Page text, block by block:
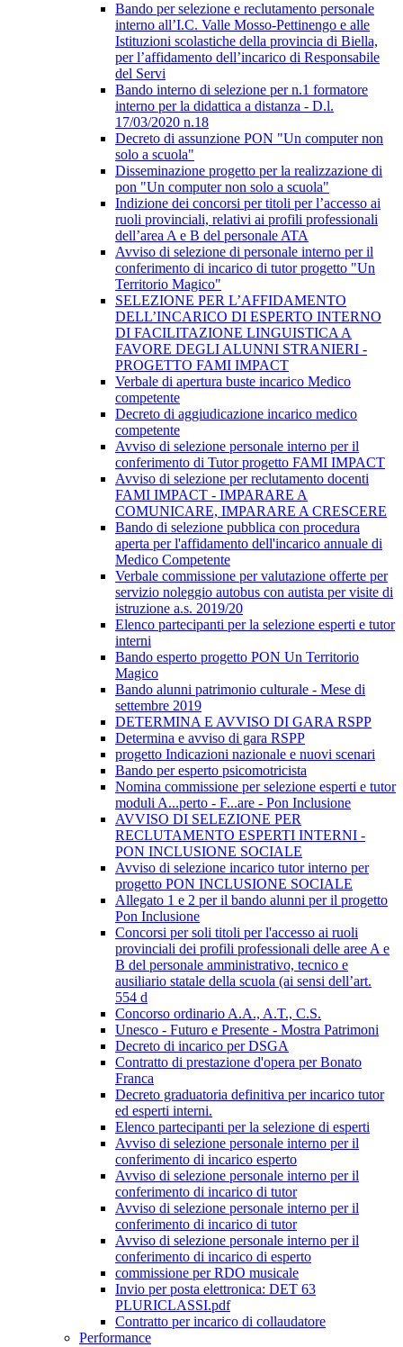
Bando per selezione e reclutamento personale
interno all’I.C. Valle Mosso-Pettinengo e alle
Istituzioni scolastiche della provincia di Biella,
per l’affidamento dell’incarico di Responsabile
del Servi
Bando interno di selezione per n.1 formatore
interno per la didattica a distanza - D.l.
17/03/2020 n.18
Decreto di assunzione PON "Un computer non
solo a scuola"
Disseminazione progetto per la realizzazione di
pon "Un computer non solo a scuola"
Indizione dei concorsi per titoli per l’accesso ai
ruoli provinciali, relativi ai profili professionali
dell’area A e B del personale ATA
Avviso di selezione di personale interno per il
conferimento di incarico di tutor progetto "Un
Territorio Magico"
SELEZIONE PER L’AFFIDAMENTO
DELL’INCARICO DI ESPERTO INTERNO
DI FACILITAZIONE LINGUISTICA A
FAVORE DEGLI ALUNNI STRANIERI -
PROGETTO FAMI IMPACT
Verbale di apertura buste incarico Medico
competente
Decreto di aggiudicazione incarico medico
competente
Avviso di selezione personale interno per il
conferimento di Tutor progetto FAMI IMPACT
Avviso di selezione per reclutamento docenti
FAMI IMPACT - IMPARARE A
COMUNICARE, IMPARARE A CRESCERE
Bando di selezione pubblica con procedura
aperta per l'affidamento dell'incarico annuale di
Medico Competente
Verbale commissione per valutazione offerte per
servizio noleggio autobus con autista per visite di
istruzione a.s. 2019/20
Elenco partecipanti per la selezione esperti e tutor
interni
Bando esperto progetto PON Un Territorio
Magico
Bando alunni patrimonio culturale - Mese di
settembre 2019
DETERMINA E AVVISO DI GARA RSPP
Determina e avviso di gara RSPP
progetto Indicazioni nazionale e nuovi scenari
Bando per esperto psicomotricista
Nomina commissione per selezione esperti e tutor
moduli A...perto - F...are - Pon Inclusione
AVVISO DI SELEZIONE PER
RECLUTAMENTO ESPERTI INTERNI -
PON INCLUSIONE SOCIALE
Avviso di selezione incarico tutor interno per
progetto PON INCLUSIONE SOCIALE
Allegato 1 e 2 per il bando alunni per il progetto
Pon Inclusione
Concorsi per soli titoli per l'accesso ai ruoli
provinciali dei profili professionali delle aree A e
B del personale amministrativo, tecnico e
ausiliario statale della scuola (ai sensi dell’art.
554 d
Concorso ordinario A.A., A.T., C.S.
Unesco - Futuro e Presente - Mostra Patrimoni
Decreto di incarico per DSGA
Contratto di prestazione d'opera per Bonato
Franca
Decreto graduatoria definitiva per incarico tutor
ed esperti interni.
Elenco partecipanti per la selezione di esperti
Avviso di selezione personale interno per il
conferimento di incarico esperto
Avviso di selezione personale interno per il
conferimento di incarico di tutor
Avviso di selezione personale interno per il
conferimento di incarico di tutor
Avviso di selezione personale interno per il
conferimento di incarico di esperto
commissione per RDO musicale
Invio per posta elettronica: DET 63
PLURICLASSI.pdf
Contratto per incarico di collaudatore
Performance